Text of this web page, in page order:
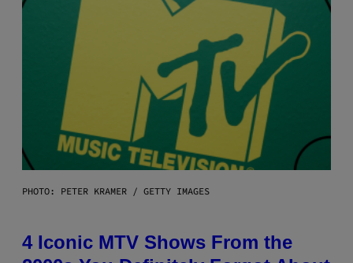
PHOTO: PETER KRAMER / GETTY IMAGES
4 Iconic MTV Shows From the